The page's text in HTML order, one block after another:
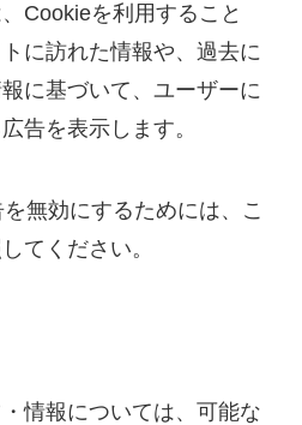
Cookieを利用すること
に訪れた情報や、過去に
に基づいて、ユーザーに
告を表示します。
無効にするためには、こ
てください。
情報については、可能な